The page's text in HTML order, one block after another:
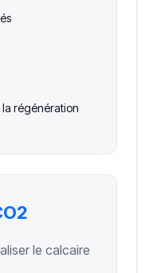
régénération
le calcaire